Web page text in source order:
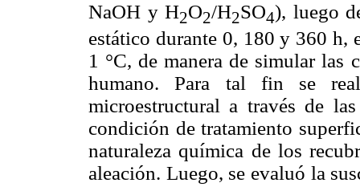
NaOH y H2O2/H2SO4), luego
estático durante 0, 180 y 360
1 °C, de manera de simular las
humano. Para tal fin se
microestructural a través de
condición de tratamiento
naturaleza química de los
aleación. Luego, se evaluó la